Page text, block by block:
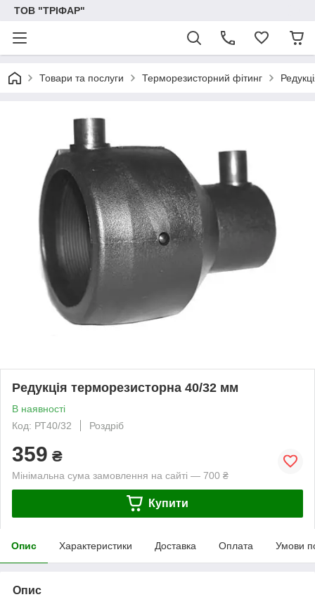
ТОВ "ТРІФАР"
Товари та послуги Терморезисторний фітинг
Редукція терморезисторна 40/32 мм
В наявності
Код: РТ40/32
Роздріб
359 ₴
Мінімальна сума замовлення на сайті — 700 ₴
Купити
Опис Характеристики Доставка Оплата Умови
Опис